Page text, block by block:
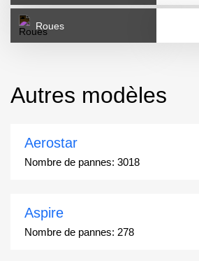
Roues
Autres modèles
Aerostar
Nombre de pannes: 3018
Aspire
Nombre de pannes: 278